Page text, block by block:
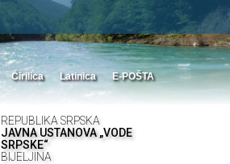
Ćirilica Latinica E-POŠTA
REPUBLIKA SRPSKA
JAVNA USTANOVA „VODE
SRPSKE“
BIJELJINA